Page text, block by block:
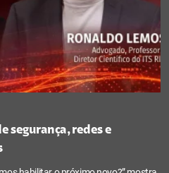
segurança, redes e